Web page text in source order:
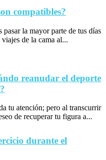
compatibles?
pasar la mayor parte de tus días
de la cama al...
reanudar el deporte
tu atención; pero al transcurrir
de recuperar tu figura a...
durante el